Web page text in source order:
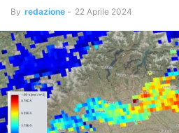
By redazione - 22 Aprile 2024